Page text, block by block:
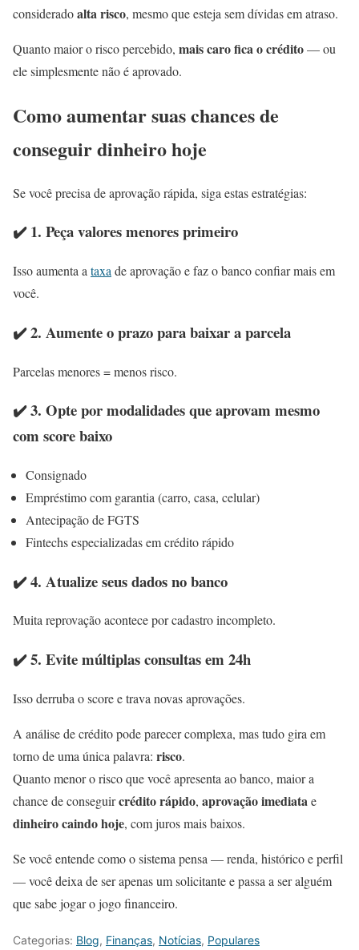
consideradoalta risco, mesmo que esteja sem dívidas em atraso.
Quanto maior o risco percebido, mais caro fica o crédito— ou
ele simplesmente não é aprovado.
Como aumentar suas chances de
conseguir dinheiro hoje
Se você precisa de aprovação rápida, siga estas estratégias:
✔️ 1. Peça valores menores primeiro
Isso aumenta a taxa de aprovação e faz o banco confiar mais em
você.
✔️ 2. Aumente o prazo para baixar a parcela
Parcelas menores = menos risco.
✔️ 3. Opte por modalidades que aprovam mesmo
com score baixo
Consignado
Empréstimo com garantia (carro, casa, celular)
Antecipação de FGTS
Fintechs especializadas em crédito rápido
✔️ 4. Atualize seus dados no banco
Muita reprovação acontece por cadastro incompleto.
✔️ 5. Evite múltiplas consultas em 24h
Isso derruba o score e trava novas aprovações.
A análise de crédito pode parecer complexa, mas tudo gira em
torno de uma única palavra: risco.
Quanto menor o risco que você apresenta ao banco, maior a
chance de conseguircrédito rápido, aprovação imediatae
dinheiro caindo hoje, com juros mais baixos.
Se você entende como o sistema pensa — renda, histórico e perfil
— você deixa de ser apenas um solicitante e passa a ser alguém
que sabe jogar o jogo financeiro.
Categorias: Blog, Finanças, Notícias, Populares